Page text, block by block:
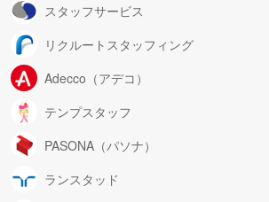
スタッフサービス
リクルートスタッフィング
Adecco（アデコ）
テンプスタッフ
PASONA（パソナ）
ランスタッド